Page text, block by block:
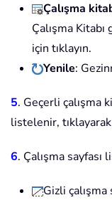
Çalışma
Çalışma
için tıklayın.
Yenile:
5. Geçerli çalışma
listelenir,
6. Çalışma
Gizli